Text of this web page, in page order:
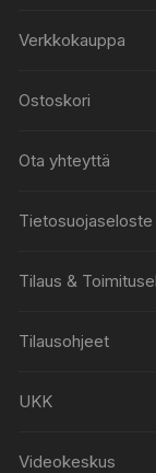
Verkkokauppa
Ostoskori
Ota yhteyttä
Tietosuojaseloste
Tilaus &
Tilausohjeet
UKK
Videokeskus